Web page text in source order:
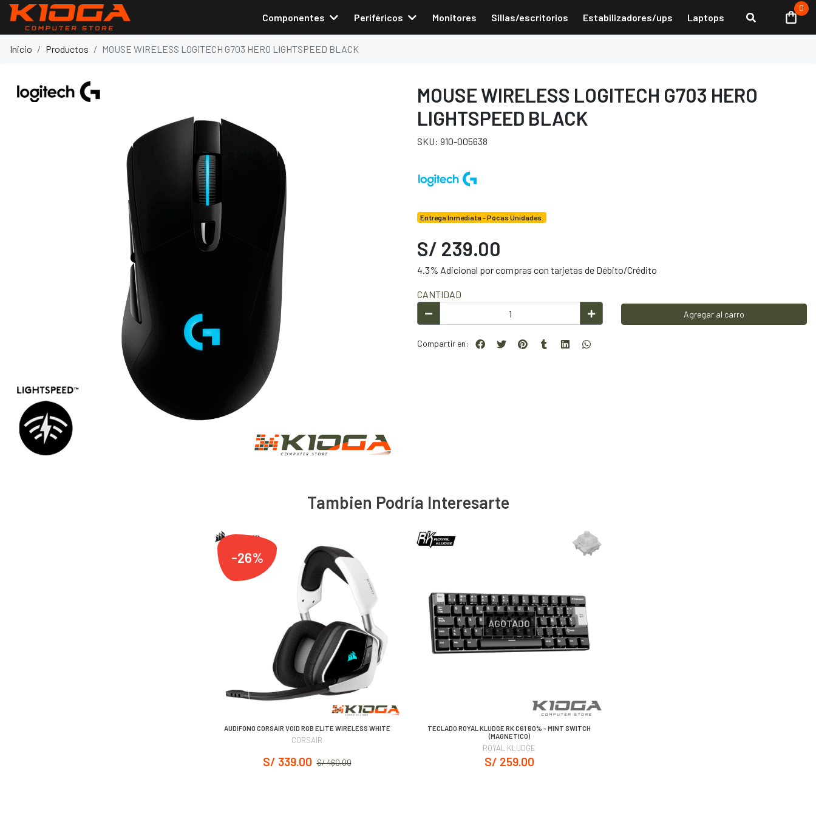
Componentes Periféricos Monitores Sillas/escritorios Estabilizadores/ups Laptops
0
Inicio Productos MOUSE WIRELESS LOGITECH G703 HERO LIGHTSPEED BLACK
MOUSE WIRELESS LOGITECH G703 HERO
LIGHTSPEED BLACK
SKU: 910-005638
Entrega Inmediata - Pocas Unidades.
S/ 239.00
4.3% Adicional por compras con tarjetas de Débito/Crédito
CANTIDAD
Agregar al carro
Compartir en:
Tambien Podría Interesarte
-26%
AUDIFONO CORSAIR VOID RGB ELITE WIRELESS WHITE
CORSAIR
S/ 460.00
S/ 339.00
AGOTADO
TECLADO ROYAL KLUDGE RK C61 60% - MINT SWITCH
(MAGNETICO)
ROYAL KLUDGE
S/ 259.00